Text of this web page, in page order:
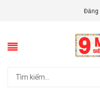
Đăng